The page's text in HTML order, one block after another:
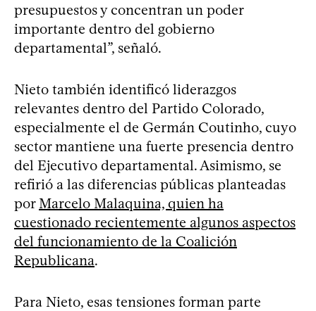
presupuestos y concentran un poder
importante dentro del gobierno
departamental”, señaló.
Nieto también identificó liderazgos
relevantes dentro del Partido Colorado,
especialmente el de Germán Coutinho, cuyo
sector mantiene una fuerte presencia dentro
del Ejecutivo departamental. Asimismo, se
refirió a las diferencias públicas planteadas
porMarcelo Malaquina, quien ha
cuestionado recientemente algunos aspectos
del funcionamiento de la Coalición
Republicana.
Para Nieto, esas tensiones forman parte